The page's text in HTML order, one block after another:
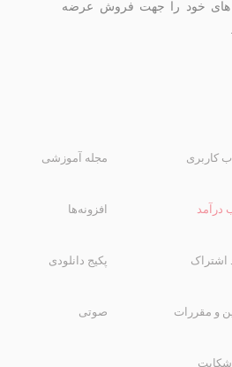
های خود را جهت فروش عرضه
کاربری
اشتراک
و مقررات
مجله آموزشی
افزونه‌ها
پکیج دانلودی
صوتی